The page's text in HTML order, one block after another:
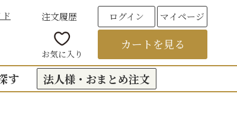
注文履歴 ログイン マイページ
お気に入り
カートを見る
す 法人様・おまとめ注文